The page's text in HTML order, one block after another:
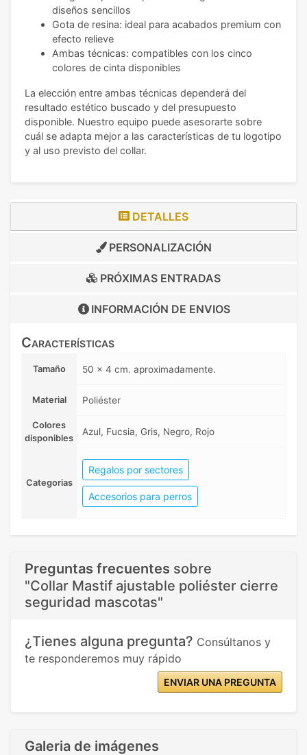
diseños sencillos
Gota de resina: ideal para acabados premium con
efecto relieve
Ambas técnicas: compatibles con los cinco
colores de cinta disponibles
La elección entre ambas técnicas dependerá del
resultado estético buscado y del presupuesto
disponible. Nuestro equipo puede asesorarte sobre
cuál se adapta mejor a las características de tu logotipo
y al uso previsto del collar.
DETALLES
PERSONALIZACIÓN
PRÓXIMAS ENTRADAS
INFORMACIÓN DE ENVIOS
Características
Tamaño 50 x 4 cm. aproximadamente.
Material Poliéster
Colores
disponibles
Azul, Fucsia, Gris, Negro, Rojo
Categorias
Regalos por sectores
Accesorios para perros
Preguntas frecuentes sobre
"Collar Mastif ajustable poliéster cierre
seguridad mascotas"
¿Tienes alguna pregunta? Consúltanos y
te responderemos muy rápido
ENVIAR UNA PREGUNTA
Galeria de imágenes